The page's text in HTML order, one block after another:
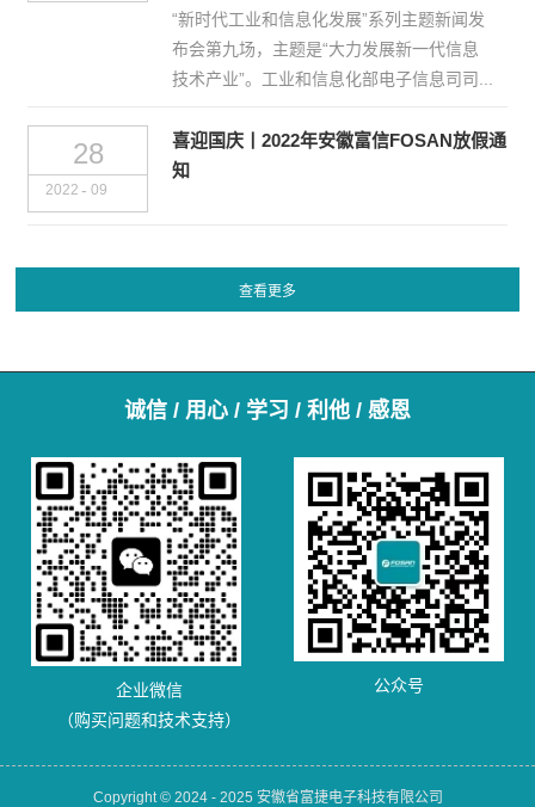
“新时代工业和信息化发展”系列主题新闻发
布会第九场，主题是“大力发展新一代信息
技术产业”。工业和信息化部电子信息司司...
28
2022 - 09
喜迎国庆丨2022年安徽富信FOSAN放假通
知
诚信 / 用心 / 学习 / 利他 / 感恩
企业微信
（购买问题和技术支持）
公众号
Copyright © 2024 - 2025 安徽省富捷电子科技有限公司